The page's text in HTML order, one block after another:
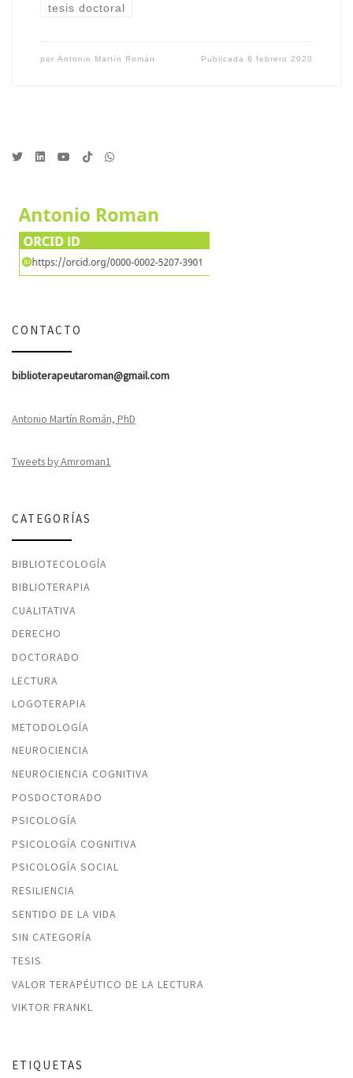
tesis doctoral
por Antonio Martín Román Publicada6 febrero 2020
CONTACTO
biblioterapeutaroman@gmail.com
Antonio Martín Román, PhD
Tweets by Amroman1
CATEGORÍAS
BIBLIOTECOLOGÍA
BIBLIOTERAPIA
CUALITATIVA
DERECHO
DOCTORADO
LECTURA
LOGOTERAPIA
METODOLOGÍA
NEUROCIENCIA
NEUROCIENCIA COGNITIVA
POSDOCTORADO
PSICOLOGÍA
PSICOLOGÍA COGNITIVA
PSICOLOGÍA SOCIAL
RESILIENCIA
SENTIDO DE LA VIDA
SIN CATEGORÍA
TESIS
VALOR TERAPÉUTICO DE LA LECTURA
VIKTOR FRANKL
ETIQUETAS